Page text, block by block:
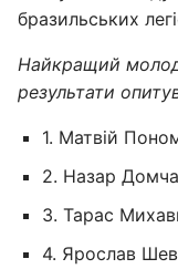
бразильських
Найкращий
результати
1. Матвій
2. Назар
3. Тарас
4. Ярослав